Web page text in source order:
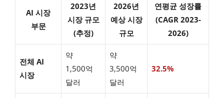
AI 시장
부문
2023년
시장 규모
(추정)
2026년
예상 시장
규모
연평균 성장률
(CAGR 2023-
2026)
전체 AI
시장
약
1,500억
달러
약
3,500억
달러
32.5%